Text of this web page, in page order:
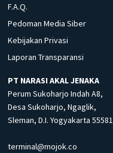
F.A.Q.
Pedoman Media Siber
Kebijakan Privasi
Laporan Transparansi
PT NARASI AKAL JENAKA
Perum Sukoharjo Indah A8,
Desa Sukoharjo, Ngaglik,
Sleman, D.I. Yogyakarta 55581
terminal@mojok.co